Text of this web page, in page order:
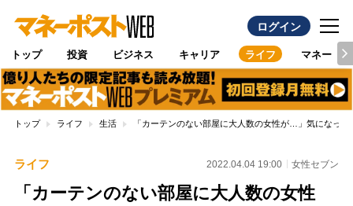
ログイン
トップ 投資 ビジネス キャリア ライフ マネー
トップ ライフ 生活 「カーテンのない部屋に大人数の女性が…」気になって
ライフ 2022.04.04 19:00 女性セブン
「カーテンのない部屋に大人数の女性